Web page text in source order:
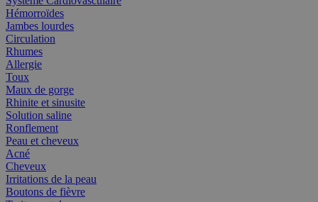
Hémorroïdes
Jambes lourdes
Circulation
Rhumes
Allergie
Toux
Maux de gorge
Rhinite et sinusite
Solution saline
Ronflement
Peau et cheveux
Acné
Cheveux
Irritations de la peau
Boutons de fièvre